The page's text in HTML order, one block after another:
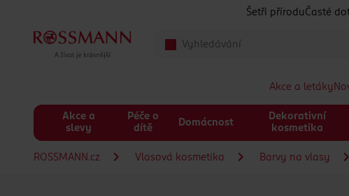
Šetři přírodu Časté
Akce a letáky
Akce a
slevy
Péče o
dítě
Domácnost
Dekorativní
kosmetika
ROSSMANN.cz Vlasová kosmetika Barvy na vlasy